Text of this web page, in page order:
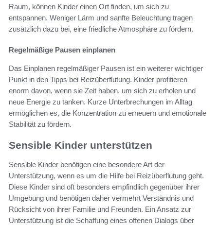
Raum, können Kinder einen Ort finden, um sich zu
entspannen. Weniger Lärm und sanfte Beleuchtung tragen
zusätzlich dazu bei, eine friedliche Atmosphäre zu fördern.
Regelmäßige Pausen einplanen
Das Einplanen regelmäßiger Pausen ist ein weiterer wichtiger
Punkt in den Tipps bei Reizüberflutung. Kinder profitieren
enorm davon, wenn sie Zeit haben, um sich zu erholen und
neue Energie zu tanken. Kurze Unterbrechungen im Alltag
ermöglichen es, die Konzentration zu erneuern und emotionale
Stabilität zu fördern.
Sensible Kinder unterstützen
Sensible Kinder benötigen eine besondere Art der
Unterstützung, wenn es um die Hilfe bei Reizüberflutung geht.
Diese Kinder sind oft besonders empfindlich gegenüber ihrer
Umgebung und benötigen daher vermehrt Verständnis und
Rücksicht von ihrer Familie und Freunden. Ein Ansatz zur
Unterstützung ist die Schaffung eines offenen Dialogs über